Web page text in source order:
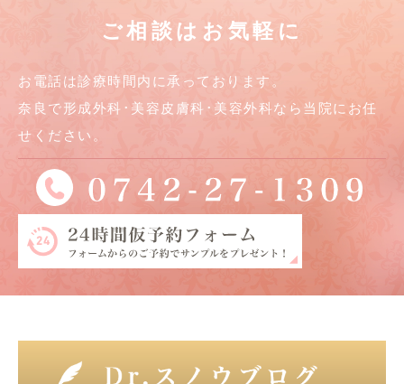
ご相談はお気軽に
お電話は診療時間内に承っております。
奈良で形成外科･美容皮膚科･美容外科なら当院にお任
せください。